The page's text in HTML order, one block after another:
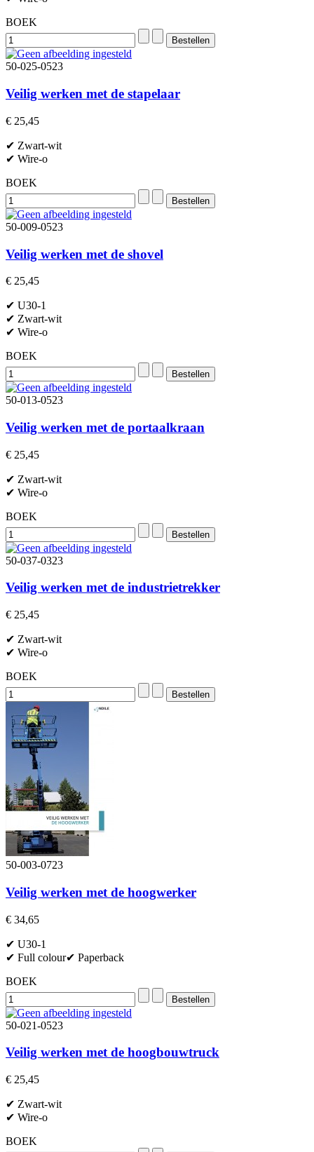
BOEK
50-025-0523
Veilig werken met de stapelaar
€ 25,45
✔ Zwart-wit
✔ Wire-o
BOEK
50-009-0523
Veilig werken met de shovel
€ 25,45
✔ U30-1
✔ Zwart-wit
✔ Wire-o
BOEK
50-013-0523
Veilig werken met de portaalkraan
€ 25,45
✔ Zwart-wit
✔ Wire-o
BOEK
50-037-0323
Veilig werken met de industrietrekker
€ 25,45
✔ Zwart-wit
✔ Wire-o
BOEK
50-003-0723
Veilig werken met de hoogwerker
€ 34,65
✔ U30-1
✔ Full colour✔ Paperback
BOEK
50-021-0523
Veilig werken met de hoogbouwtruck
€ 25,45
✔ Zwart-wit
✔ Wire-o
BOEK